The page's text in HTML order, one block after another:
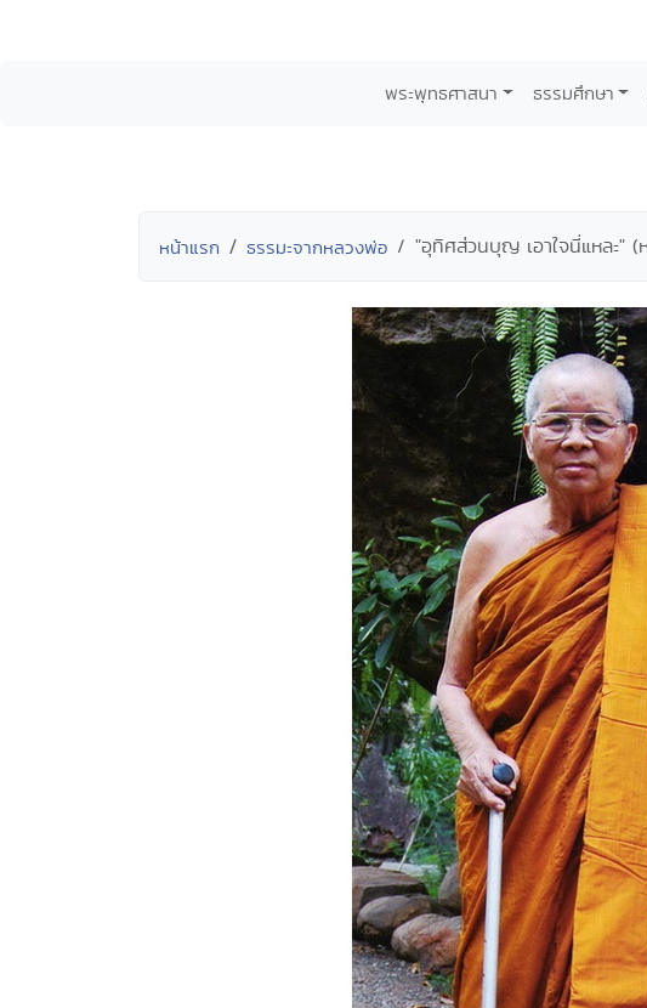
พระพุทธศาสนา ธรรมศึกษา
หน้าแรก ธรรมะจากหลวงพ่อ "อุทิศส่วนบุญ เอาใจนี่แหละ" (